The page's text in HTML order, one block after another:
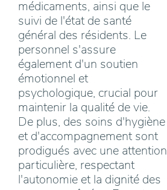
médicaments, ainsi que le
suivi de l'état de santé
général des résidents. Le
personnel s'assure
également d'un soutien
émotionnel et
psychologique, crucial pour
maintenir la qualité de vie.
De plus, des soins d'hygiène
et d'accompagnement sont
prodigués avec une attention
particulière, respectant
l'autonomie et la dignité des